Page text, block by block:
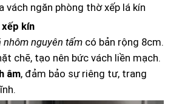
vách ngăn phòng thờ xếp lá kín
kín
nhôm nguyên tấm có bản rộng 8cm.
chẽ, tạo nên bức vách liền mạch.
âm, đảm bảo sự riêng tư, trang